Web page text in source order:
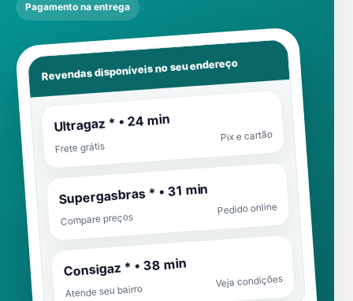
Pagamento na entrega
Revendas disponíveis no seu endereço
Ultragaz * • 24 min
Frete grátis
Pix e cartão
Supergasbras * • 31 min
Compare preços
Pedido online
Consigaz * • 38 min
Atende seu bairro
Veja condições